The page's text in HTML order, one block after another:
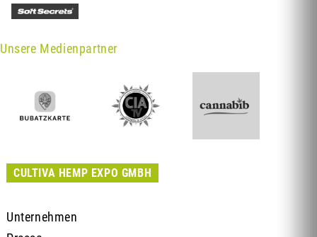
Unsere Medienpartner
CULTIVA HEMP EXPO GMBH
Unternehmen